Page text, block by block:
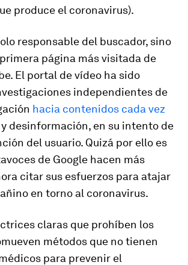
produce el coronavirus).
responsable del buscador, sino
página más visitada de
El portal de vídeo ha sido
independientes de
hacia contenidos cada vez
y desinformación, en su intento de
del usuario. Quizá por ello es
de Google hacen más
citar sus esfuerzos para atajar
en torno al coronavirus.
claras que prohíben los
métodos que no tienen
para prevenir el